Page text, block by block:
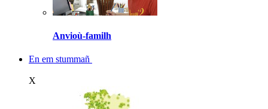
Anvioù-familh
En em stummañ
X